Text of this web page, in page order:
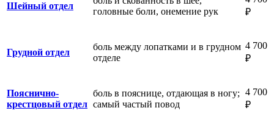
Шейный отдел
головные боли, онемение рук
₽
Грудной отдел
боль между лопатками и в грудном
отделе
4 700
₽
Пояснично-
крестцовый отдел
боль в пояснице, отдающая в ногу;
самый частый повод
4 700
₽